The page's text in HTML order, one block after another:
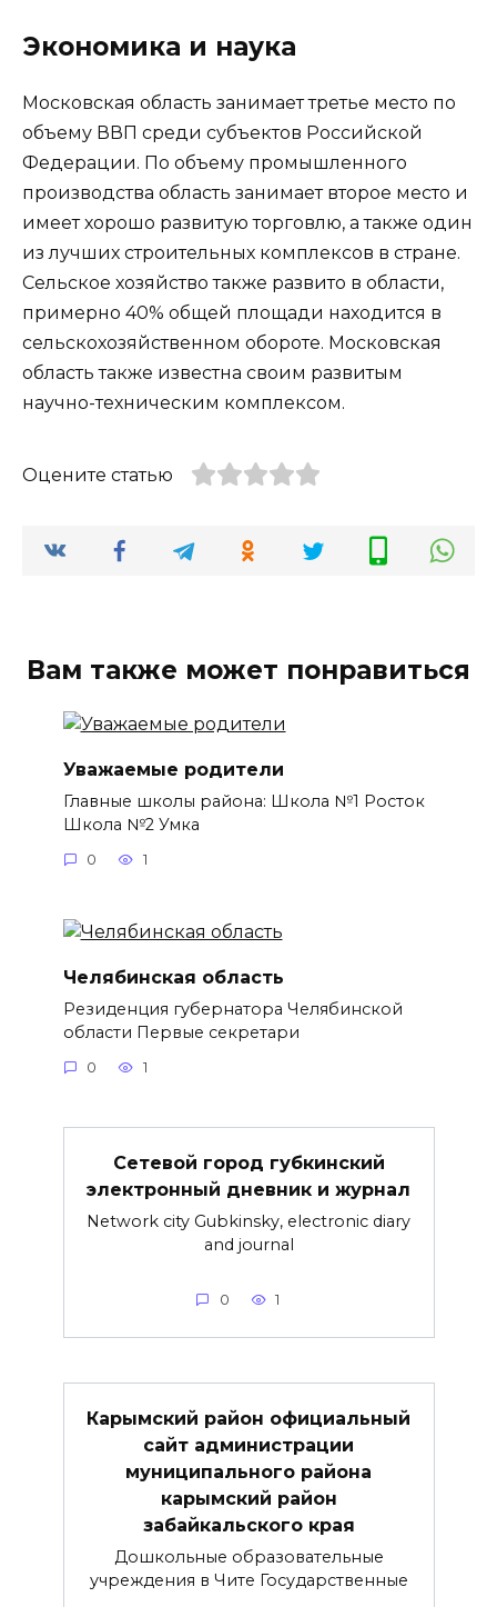
Экономика и наука
Московская область занимает третье место по
объему ВВП среди субъектов Российской
Федерации. По объему промышленного
производства область занимает второе место и
имеет хорошо развитую торговлю, а также один
из лучших строительных комплексов в стране.
Сельское хозяйство также развито в области,
примерно 40% общей площади находится в
сельскохозяйственном обороте. Московская
область также известна своим развитым
научно-техническим комплексом.
Оцените статью
Вам также может понравиться
Уважаемые родители
Главные школы района: Школа №1 Росток
Школа №2 Умка
0 1
Челябинская область
Резиденция губернатора Челябинской
области Первые секретари
0 1
Сетевой город губкинский
электронный дневник и журнал
Network city Gubkinsky, electronic diary
and journal
0 1
Карымский район официальный
сайт администрации
муниципального района
карымский район
забайкальского края
Дошкольные образовательные
учреждения в Чите Государственные